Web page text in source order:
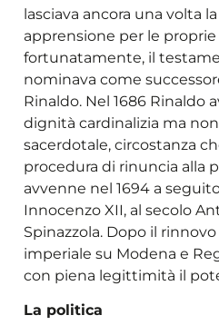
lasciava ancora una volta la
apprensione per le proprie
fortunatamente, il
nominava come
Rinaldo. Nel 1686 Rinaldo
dignità cardinalizia ma non
sacerdotale, circostanza
procedura di rinuncia alla
avvenne nel 1694 a
Innocenzo XII, al secolo
Spinazzola. Dopo il
imperiale su Modena e
con piena legittimità il
La politica